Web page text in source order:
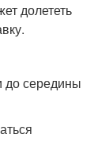
долететь
до середины